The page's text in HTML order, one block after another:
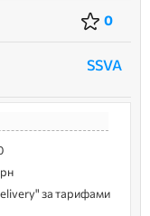
0
SSVA
за тарифами